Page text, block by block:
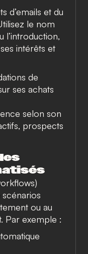
d’emails et du
le nom
l’introduction,
intérêts et
de
ses achats
selon son
prospects
ou au
Par exemple :